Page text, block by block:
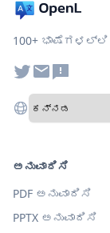
100+ ಭಾಷೆಗಳಲ್ಲಿ
ಅನುವಾದಿಸಿ
PDF ಅನುವಾದಿಸಿ
PPTX ಅನುವಾದಿಸಿ